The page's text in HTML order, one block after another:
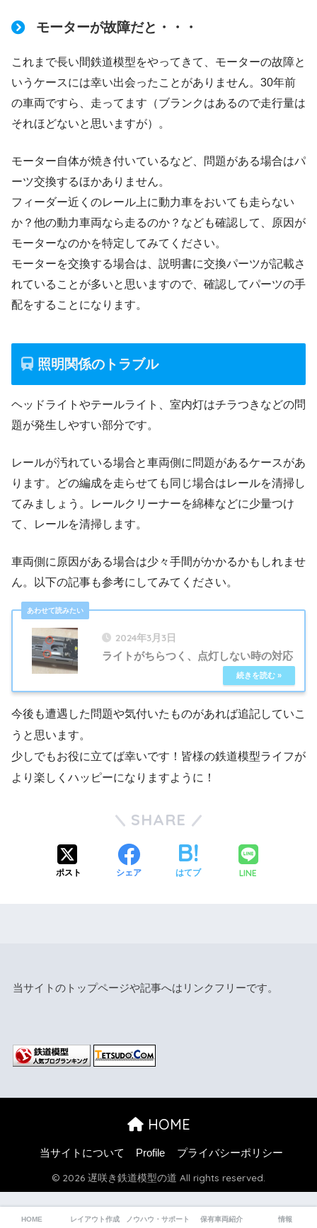
モーターが故障だと・・・
これまで長い間鉄道模型をやってきて、モーターの故障と
いうケースには幸い出会ったことがありません。30年前
の車両ですら、走ってます（ブランクはあるので走行量は
それほどないと思いますが）。
モーター自体が焼き付いているなど、問題がある場合はパ
ーツ交換するほかありません。
フィーダー近くのレール上に動力車をおいても走らない
か？他の動力車両なら走るのか？なども確認して、原因が
モーターなのかを特定してみてください。
モーターを交換する場合は、説明書に交換パーツが記載さ
れていることが多いと思いますので、確認してパーツの手
配をすることになります。
照明関係のトラブル
ヘッドライトやテールライト、室内灯はチラつきなどの問
題が発生しやすい部分です。
レールが汚れている場合と車両側に問題があるケースがあ
ります。どの編成を走らせても同じ場合はレールを清掃し
てみましょう。レールクリーナーを綿棒などに少量つけ
て、レールを清掃します。
車両側に原因がある場合は少々手間がかかるかもしれませ
ん。以下の記事も参考にしてみてください。
2024年3月3日
ライトがちらつく、点灯しない時の対応
今後も遭遇した問題や気付いたものがあれば追記していこ
うと思います。
少しでもお役に立てば幸いです！皆様の鉄道模型ライフが
より楽しくハッピーになりますように！
SHARE
ポスト シェア はてブ LINE
当サイトのトップページや記事へはリンクフリーです。
HOME
当サイトについて Profile プライバシーポリシー
© 2026 遅咲き鉄道模型の道 All rights reserved.
HOME レイアウト作成 ノウハウ・サポート 保有車両紹介 情報